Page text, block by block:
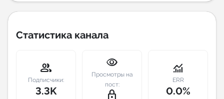
New
New
Индивидуальное сопровождение
Аналитика Telegram
Статистика канала
group
Подписчики:
3.3K
visibility
Просмотры на
пост:
lock_outline
monitoring
ERR
0.0%